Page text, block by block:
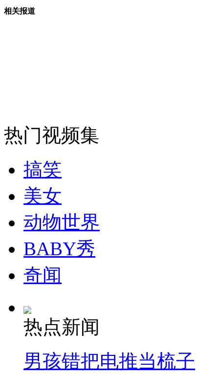
外交部：有关国家言论片面不公正
安徽一实载49人客车翻车
走！跟着总书记去植树
消防员救轻生者 花炮节热闹非凡 减压"枕头大战"
相关报道
热门视频集
搞笑
美女
动物世界
BABY秀
奇闻
热点新闻
男孩错把电推当梳子